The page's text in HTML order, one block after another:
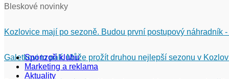
Bleskové novinky
Kozlovice mají po sezoně. Budou první postupový náhradník
Galetkovi to pálí. Může prožít druhou nejlepší sezonu v
Sponzoři klubu
Marketing a reklama
Aktuality